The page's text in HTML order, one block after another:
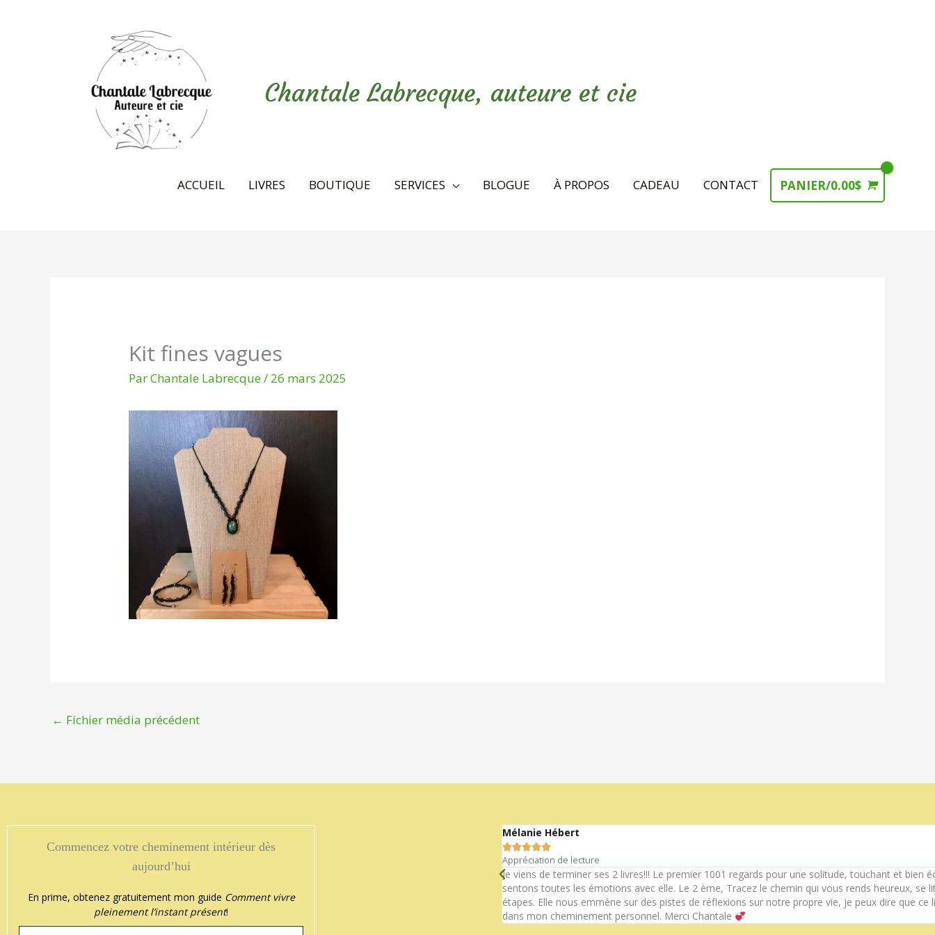
Chantale Labrecque, auteure et cie
ACCUEIL LIVRES BOUTIQUE SERVICES BLOGUE À PROPOS CADEAU CONTACT PANIER/0.00$
Kit fines vagues
ParChantale Labrecque/ 26 mars 2025
← Fichier média précédent
Commencez votre cheminement intérieur dès
aujourd’hui
En prime, obtenez gratuitement mon guide Comment vivre
pleinement l’instant présent!
dit t'on pas….Que les yeux sont le miroir de l'âme…! Chantale en est un exemple parfait…Merci!
Mélanie Hébert

Appréciation de lecture
Je viens de terminer ses 2 livres!!! Le premier 1001 regards pour une solitude, touchant et bien
sentons toutes les émotions avec elle. Le 2 ème, Tracez le chemin qui vous rends heureux, se
étapes. Elle nous emmène sur des pistes de réflexions sur notre propre vie, je peux dire que ce
dans mon cheminement personnel. Merci Chantale